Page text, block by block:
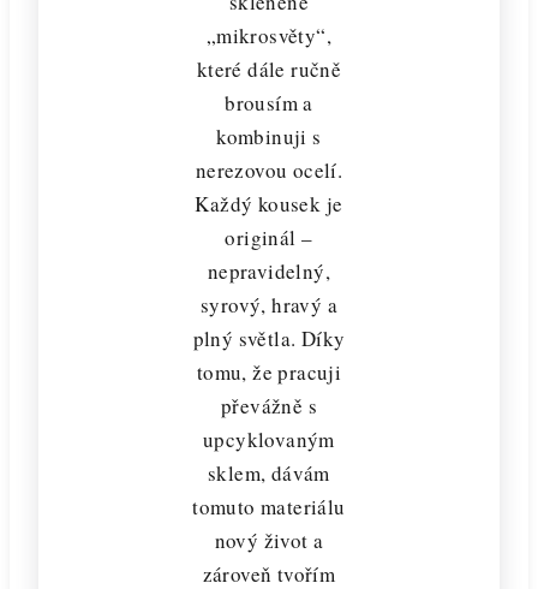
„mikrosvěty“,
které dále ručně
brousím a
kombinuji s
nerezovou ocelí.
Každý kousek je
originál –
nepravidelný,
syrový, hravý a
plný světla. Díky
tomu, že pracuji
převážně s
upcyklovaným
sklem, dávám
tomuto materiálu
nový život a
zároveň tvořím